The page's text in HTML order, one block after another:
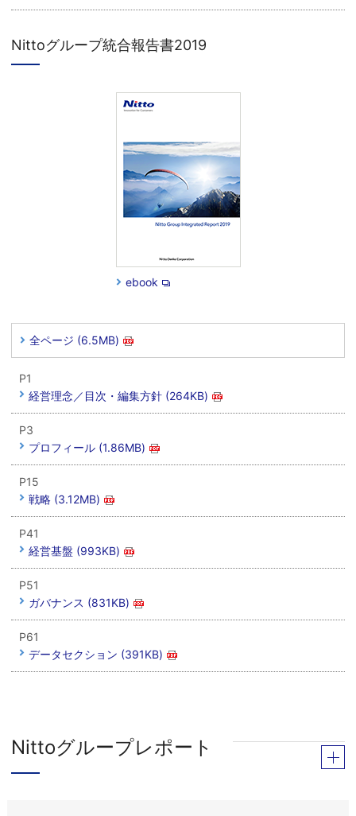
Nittoグループ統合報告書2019
ebook
全ページ (6.5MB)
P1
経営理念／目次・編集方針 (264KB)
P3
プロフィール (1.86MB)
P15
戦略 (3.12MB)
P41
経営基盤 (993KB)
P51
ガバナンス (831KB)
P61
データセクション (391KB)
Nittoグループレポート